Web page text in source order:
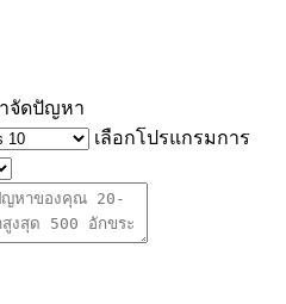
ำจัดปัญหา
เลือกโปรแกรมการ